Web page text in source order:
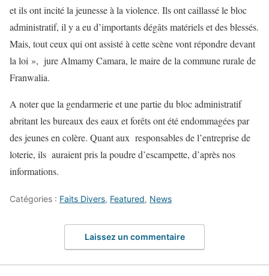
et ils ont incité la jeunesse à la violence. Ils ont caillassé le bloc
administratif, il y a eu d’importants dégâts matériels et des blessés.
Mais, tout ceux qui ont assisté à cette scène vont répondre devant
la loi », jure Almamy Camara, le maire de la commune rurale de
Franwalia.
A noter que la gendarmerie et une partie du bloc administratif
abritant les bureaux des eaux et forêts ont été endommagées par
des jeunes en colère. Quant aux responsables de l’entreprise de
loterie, ils auraient pris la poudre d’escampette, d’après nos
informations.
Catégories : Faits Divers, Featured, News
Laissez un commentaire